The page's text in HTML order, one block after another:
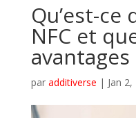
Qu’est-ce
NFC et
avantages
par additiverse | Jan